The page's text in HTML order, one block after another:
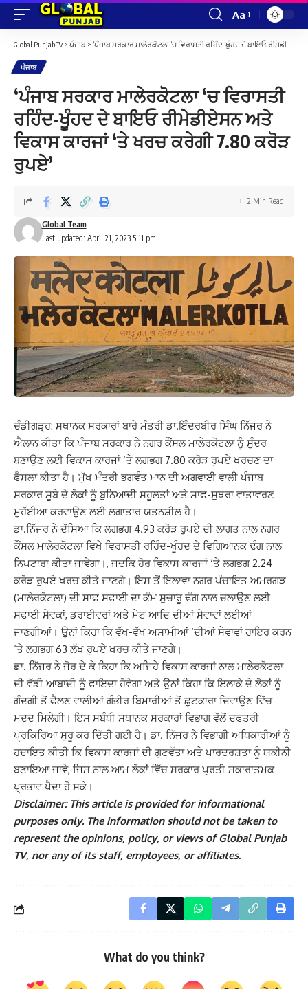
Font
Resizer
Aa
Global Punjab Tv > ਪੰਜਾਬ > ‘ਪੰਜਾਬ ਸਰਕਾਰ ਮਾਲੇਰਕੋਟਲਾ ‘ਚ ਵਿਰਾਸਤੀ ਰਹਿੰਦ-ਖੂੰਹਦ ਦੇ ਬਾਇਓ ਰੀਮੇਡੀਏਸਨ ਅਤੇ ਵਿਕਾਸ ਕਾਰਜਾਂ ‘ਤੇ ਖਰਚ ਕਰੇਗੀ 7.80 ਕਰੋੜ ਰੁਪਏ’
ਪੰਜਾਬ
‘ਪੰਜਾਬ ਸਰਕਾਰ ਮਾਲੇਰਕੋਟਲਾ ‘ਚ ਵਿਰਾਸਤੀ
ਰਹਿੰਦ-ਖੂੰਹਦ ਦੇ ਬਾਇਓ ਰੀਮੇਡੀਏਸਨ ਅਤੇ
ਵਿਕਾਸ ਕਾਰਜਾਂ ‘ਤੇ ਖਰਚ ਕਰੇਗੀ 7.80 ਕਰੋੜ
ਰੁਪਏ’
Last updated: April 21, 2023 5:11 pm
Global Team
2 Min Read
ਚੰਡੀਗੜ੍ਹ: ਸਥਾਨਕ ਸਰਕਾਰਾਂ ਬਾਰੇ ਮੰਤਰੀ ਡਾ.ਇੰਦਰਬੀਰ ਸਿੰਘ ਨਿੱਜਰ ਨੇ
ਐਲਾਨ ਕੀਤਾ ਕਿ ਪੰਜਾਬ ਸਰਕਾਰ ਨੇ ਨਗਰ ਕੌਂਸਲ ਮਾਲੇਰਕੋਟਲਾ ਨੂੰ ਸੁੰਦਰ
ਬਣਾਉਣ ਲਈ ਵਿਕਾਸ ਕਾਰਜਾਂ ‘ਤੇ ਲਗਭਗ 7.80 ਕਰੋੜ ਰੁਪਏ ਖਰਚਣ ਦਾ
ਫੈਸਲਾ ਕੀਤਾ ਹੈ। ਮੁੱਖ ਮੰਤਰੀ ਭਗਵੰਤ ਮਾਨ ਦੀ ਅਗਵਾਈ ਵਾਲੀ ਪੰਜਾਬ
ਸਰਕਾਰ ਸੂਬੇ ਦੇ ਲੋਕਾਂ ਨੂੰ ਬੁਨਿਆਦੀ ਸਹੂਲਤਾਂ ਅਤੇ ਸਾਫ-ਸੁਥਰਾ ਵਾਤਾਵਰਣ
ਮੁਹੱਈਆ ਕਰਵਾਉਣ ਲਈ ਲਗਾਤਾਰ ਯਤਨਸ਼ੀਲ ਹੈ।
ਡਾ.ਨਿੱਜਰ ਨੇ ਦੱਸਿਆ ਕਿ ਲਗਭਗ 4.93 ਕਰੋੜ ਰੁਪਏ ਦੀ ਲਾਗਤ ਨਾਲ ਨਗਰ
ਕੌਂਸਲ ਮਾਲੇਰਕੋਟਲਾ ਵਿਖੇ ਵਿਰਾਸਤੀ ਰਹਿੰਦ-ਖੂੰਹਦ ਦੇ ਵਿਗਿਆਨਕ ਢੰਗ ਨਾਲ
ਨਿਪਟਾਰਾ ਕੀਤਾ ਜਾਵੇਗਾ।, ਜਦਕਿ ਹੋਰ ਵਿਕਾਸ ਕਾਰਜਾਂ ‘ਤੇ ਲਗਭਗ 2.24
ਕਰੋੜ ਰੁਪਏ ਖਰਚ ਕੀਤੇ ਜਾਣਗੇ। ਇਸ ਤੋਂ ਇਲਾਵਾ ਨਗਰ ਪੰਚਾਇਤ ਅਮਰਗੜ
(ਮਾਲੇਰਕੋਟਲਾ) ਦੀ ਸਾਫ ਸਫਾਈ ਦਾ ਕੰਮ ਸੁਚਾਰੂ ਢੰਗ ਨਾਲ ਚਲਾਉਣ ਲਈ
ਸਫਾਈ ਸੇਵਕਾਂ, ਡਰਾਈਵਰਾਂ ਅਤੇ ਮੇਟ ਆਦਿ ਦੀਆਂ ਸੇਵਾਵਾਂ ਲਈਆਂ
ਜਾਣਗੀਆਂ। ਉਨਾਂ ਕਿਹਾ ਕਿ ਵੱਖ-ਵੱਖ ਅਸਾਮੀਆਂ ‘ਦੀਆਂ ਸੇਵਾਵਾਂ ਹਾਇਰ ਕਰਨ
‘ਤੇ ਲਗਭਗ 63 ਲੱਖ ਰੁਪਏ ਖਰਚ ਕੀਤੇ ਜਾਣਗੇ।
ਡਾ. ਨਿੱਜਰ ਨੇ ਜੋਰ ਦੇ ਕੇ ਕਿਹਾ ਕਿ ਅਜਿਹੇ ਵਿਕਾਸ ਕਾਰਜਾਂ ਨਾਲ ਮਾਲੇਰਕੋਟਲਾ
ਦੀ ਵੱਡੀ ਆਬਾਦੀ ਨੂੰ ਫਾਇਦਾ ਹੋਵੇਗਾ ਅਤੇ ਉਨਾਂ ਕਿਹਾ ਕਿ ਇਲਾਕੇ ਦੇ ਲੋਕਾਂ ਨੂੰ
ਗੰਦਗੀ ਤੋਂ ਫੈਲਣ ਵਾਲੀਆਂ ਗੰਭੀਰ ਬਿਮਾਰੀਆਂ ਤੋਂ ਛੁਟਕਾਰਾ ਦਿਵਾਉਣ ਵਿੱਚ
ਮਦਦ ਮਿਲੇਗੀ। ਇਸ ਸਬੰਧੀ ਸਥਾਨਕ ਸਰਕਾਰਾਂ ਵਿਭਾਗ ਵੱਲੋਂ ਦਫਤਰੀ
ਪ੍ਰਕਿਰਿਆ ਸੁਰੂ ਕਰ ਦਿੱਤੀ ਗਈ ਹੈ। ਡਾ. ਨਿੱਜਰ ਨੇ ਵਿਭਾਗੀ ਅਧਿਕਾਰੀਆਂ ਨੂੰ
ਹਦਾਇਤ ਕੀਤੀ ਕਿ ਵਿਕਾਸ ਕਾਰਜਾਂ ਦੀ ਗੁਣਵੱਤਾ ਅਤੇ ਪਾਰਦਰਸ਼ਤਾ ਨੂੰ ਯਕੀਨੀ
ਬਣਾਇਆ ਜਾਵੇ, ਜਿਸ ਨਾਲ ਆਮ ਲੋਕਾਂ ਵਿੱਚ ਸਰਕਾਰ ਪ੍ਰਤੀ ਸਕਾਰਾਤਮਕ
ਪ੍ਰਭਾਵ ਪੈਦਾ ਹੋ ਸਕੇ।
Disclaimer: This article is provided for informational
purposes only. The information should not be taken to
represent the opinions, policy, or views of Global Punjab
TV, nor any of its staff, employees, or affiliates.
What do you think?